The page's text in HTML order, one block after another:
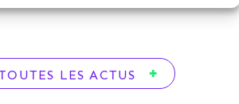
LES ACTUS